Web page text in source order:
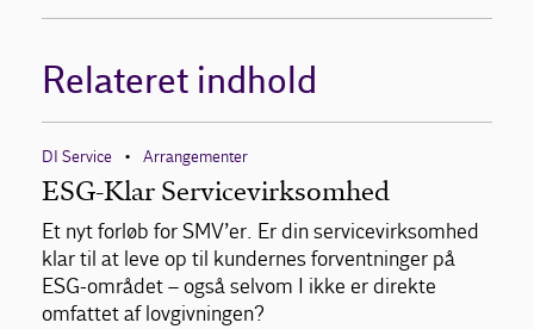
Relateret indhold
DI Service • Arrangementer
ESG-Klar Servicevirksomhed
Et nyt forløb for SMV’er. Er din servicevirksomhed
klar til at leve op til kundernes forventninger på
ESG-området – også selvom I ikke er direkte
omfattet af lovgivningen?